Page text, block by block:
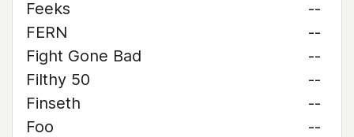
Feeks
--
FERN
--
Fight Gone Bad
--
Filthy 50
--
Finseth
--
Foo
--